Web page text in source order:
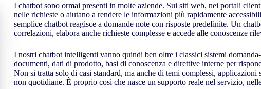
I chatbot sono ormai presenti in molte aziende. Sui siti web, nei portali
nelle richieste o aiutano a rendere le informazioni più rapidamente
semplice chatbot reagisce a domande note con risposte predefinite. Un
correlazioni, elabora anche richieste complesse e accede alle conoscenze
I nostri chatbot intelligenti vanno quindi ben oltre i classici sistemi
documenti, dati di prodotto, basi di conoscenza e direttive interne per
Non si tratta solo di casi standard, ma anche di temi complessi,
non quotidiane. È proprio così che nasce un supporto reale nel servizio,